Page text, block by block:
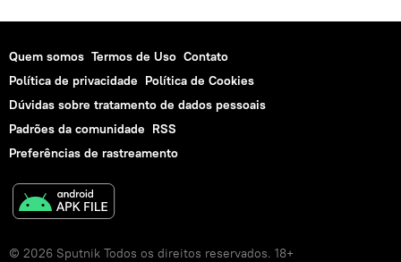
Quem somos Termos de Uso Contato
Política de privacidade Política de Cookies
Dúvidas sobre tratamento de dados pessoais
Padrões da comunidade RSS
Preferências de rastreamento
© 2026 Sputnik Todos os direitos reservados. 18+